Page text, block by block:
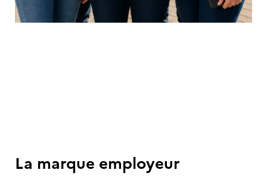
La marque employeur